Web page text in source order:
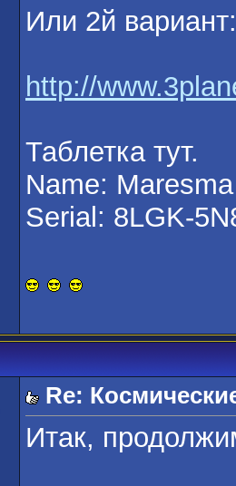
Или 2й вариант:
http://
Таблетка тут.
Name:
Serial: 8LGK-
Re:
Итак,